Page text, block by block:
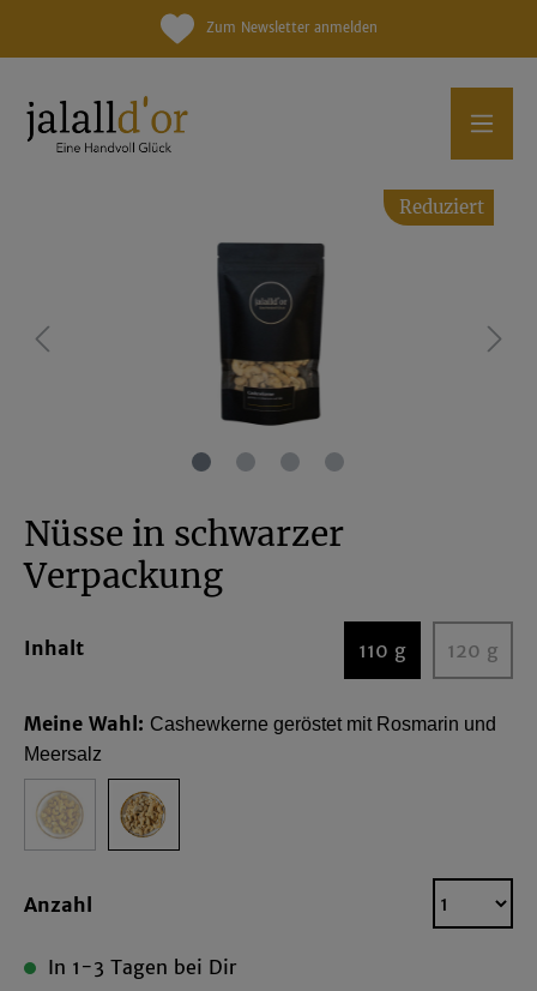
Zum Newsletter anmelden
Reduziert
Nüsse in schwarzer
Verpackung
Inhalt 110 g 120 g
Meine Wahl: Cashewkerne geröstet mit Rosmarin und
Meersalz
Anzahl
In 1-3 Tagen bei Dir